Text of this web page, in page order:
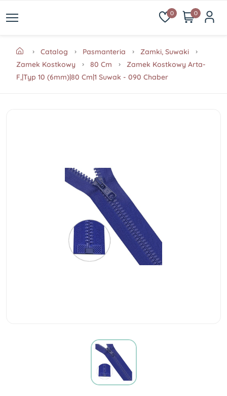
0 0
Catalog Pasmanteria
Zamki, Suwaki
Zamek Kostkowy
80 Cm
Zamek Kostkowy Arta-
F,|Typ 10 (6mm)|80 Cm|1 Suwak - 090 Chaber